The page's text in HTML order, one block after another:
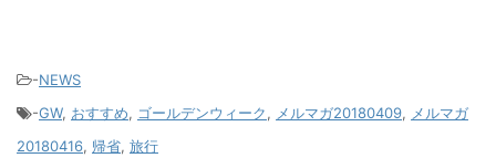
-NEWS
-GW, おすすめ, ゴールデンウィーク, メルマガ20180409, メルマガ
20180416, 帰省, 旅行